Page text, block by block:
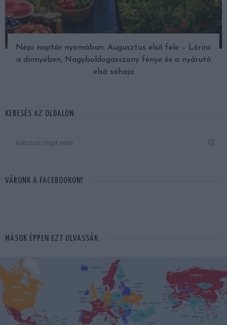
Népi naptár nyomában: Augusztus első fele – Lőrinc
a dinnyében, Nagyboldogasszony fénye és a nyárutó
első sóhaja
KERESÉS AZ OLDALON
VÁRUNK A FACEBOOKON!
MÁSOK ÉPPEN EZT OLVASSÁK